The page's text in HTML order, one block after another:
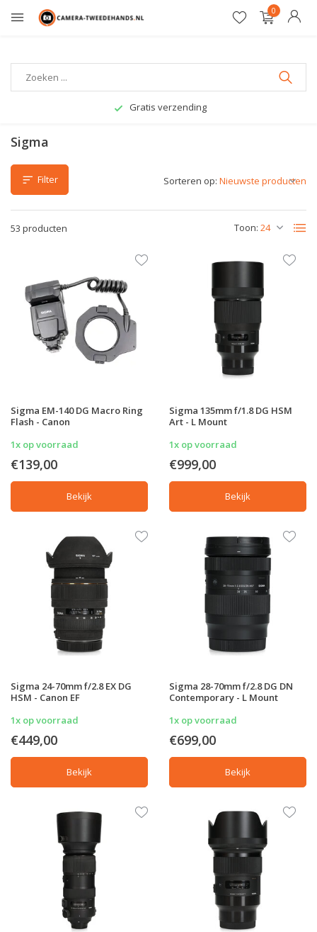
0
Gratis verzending
Sigma
Filter
53 producten Toon:
Sorteren op:
Sigma EM-140 DG Macro Ring
Flash - Canon
1x op voorraad
€139,00
Bekijk
Sigma 135mm f/1.8 DG HSM
Art - L Mount
1x op voorraad
€999,00
Bekijk
Sigma 24-70mm f/2.8 EX DG
HSM - Canon EF
1x op voorraad
€449,00
Bekijk
Sigma 28-70mm f/2.8 DG DN
Contemporary - L Mount
1x op voorraad
€699,00
Bekijk